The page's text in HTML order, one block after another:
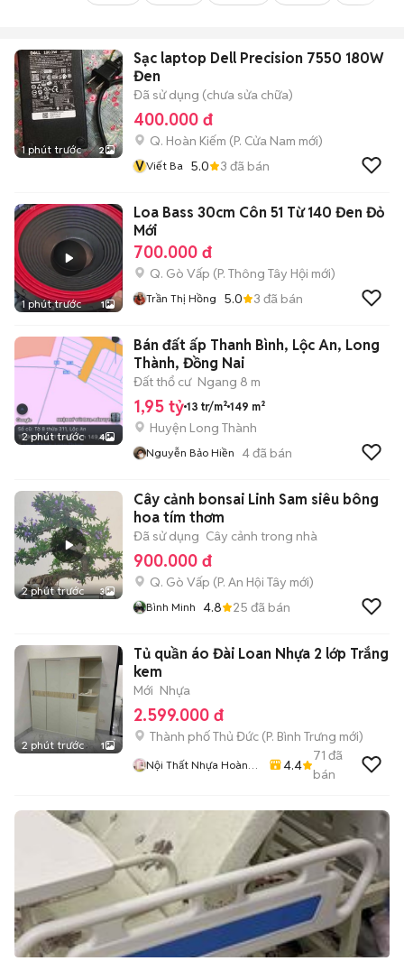
1 phút trước 2
Sạc laptop Dell Precision 7550 180W
Đen
Đã sử dụng (chưa sửa chữa)
400.000 đ
Q. Hoàn Kiếm (P. Cửa Nam mới)
VViết Ba 5.0 3 đã bán
1 phút trước 1
Loa Bass 30cm Côn 51 Từ 140 Đen Đỏ
Mới
700.000 đ
Q. Gò Vấp (P. Thông Tây Hội mới)
Trần Thị Hồng 5.0 3 đã bán
2 phút trước 4
Bán đất ấp Thanh Bình, Lộc An, Long
Thành, Đồng Nai
Đất thổ cư Ngang 8 m
1,95 tỷ 13 tr/m² 149 m²
Huyện Long Thành
Nguyễn Bảo Hiền 4đã bán
2 phút trước 3
Cây cảnh bonsai Linh Sam siêu bông
hoa tím thơm
Đã sử dụng Cây cảnh trong nhà
900.000 đ
Q. Gò Vấp (P. An Hội Tây mới)
Bình Minh 4.8 25 đã bán
2 phút trước 1
Tủ quần áo Đài Loan Nhựa 2 lớp Trắng
kem
Mới Nhựa
2.599.000 đ
Thành phố Thủ Đức (P. Bình Trưng mới)
Nội Thất Nhựa Hoàng
4.4
71 đã
bán